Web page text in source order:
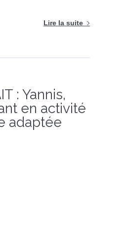
Lire la suite
: Yannis,
en activité
adaptée